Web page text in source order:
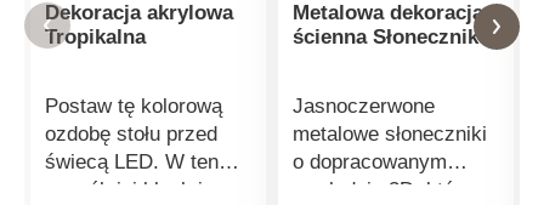
Dekoracja akrylowa
Tropikalna
Postaw tę kolorową
ozdobę stołu przed
świecą LED. W ten
sposób jej blask i
Metalowa dekoracja
ścienna Słonecznik
Jasnoczerwone
metalowe słoneczniki
o dopracowanym
wyglądzie 3D, które